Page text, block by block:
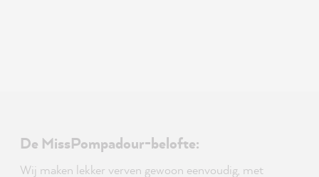
De MissPompadour-belofte:
Wij maken lekker verven gewoon eenvoudig, met